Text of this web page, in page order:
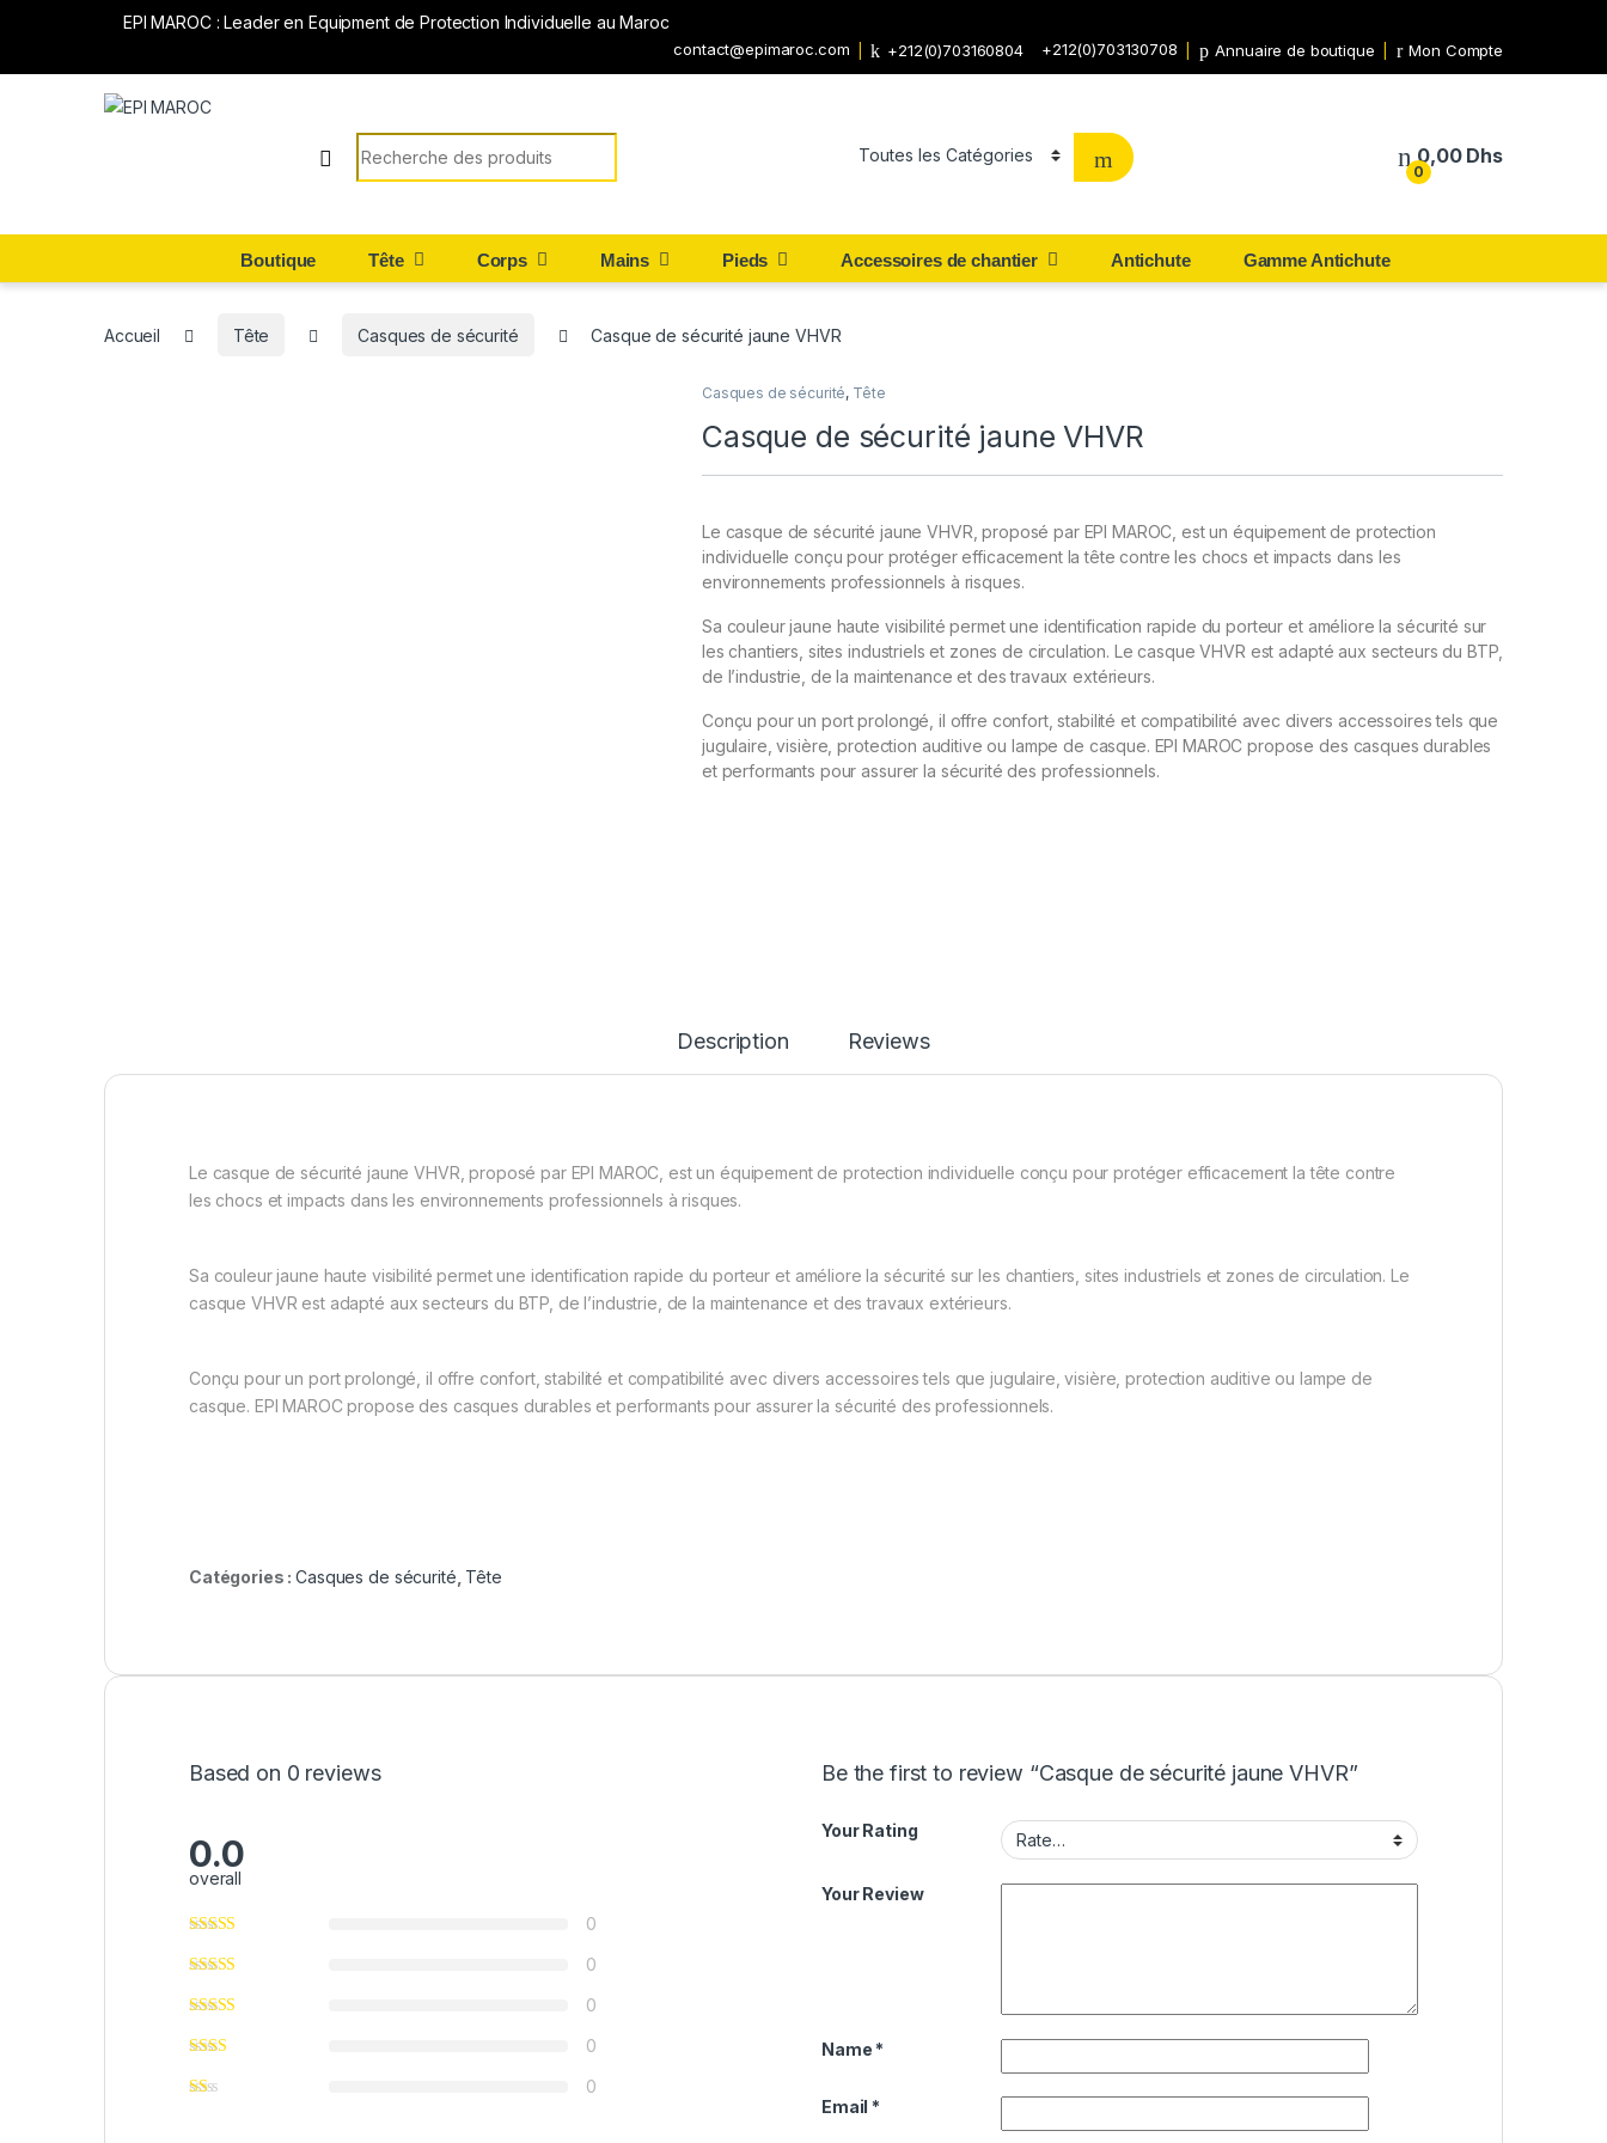
EPI MAROC : Leader en Equipment de Protection Individuelle au Maroc
contact@epimaroc.com +212(0)703160804 +212(0)703130708 Annuaire de boutique Mon Compte
Search for:
0
0,00 Dhs
Boutique Tête Corps Mains Pieds Accessoires de chantier Antichute Gamme Antichute
Accueil Tête Casques de sécurité Casque de sécurité jaune VHVR
Casques de sécurité, Tête
Casque de sécurité jaune VHVR
Le casque de sécurité jaune VHVR, proposé par EPI MAROC, est un équipement de protection
individuelle conçu pour protéger efficacement la tête contre les chocs et impacts dans les
environnements professionnels à risques.
Sa couleur jaune haute visibilité permet une identification rapide du porteur et améliore la sécurité sur
les chantiers, sites industriels et zones de circulation. Le casque VHVR est adapté aux secteurs du BTP,
de l’industrie, de la maintenance et des travaux extérieurs.
Conçu pour un port prolongé, il offre confort, stabilité et compatibilité avec divers accessoires tels que
jugulaire, visière, protection auditive ou lampe de casque. EPI MAROC propose des casques durables
et performants pour assurer la sécurité des professionnels.
Description Reviews
Le casque de sécurité jaune VHVR, proposé par EPI MAROC, est un équipement de protection individuelle conçu pour protéger efficacement la tête contre
les chocs et impacts dans les environnements professionnels à risques.
Sa couleur jaune haute visibilité permet une identification rapide du porteur et améliore la sécurité sur les chantiers, sites industriels et zones de circulation. Le
casque VHVR est adapté aux secteurs du BTP, de l’industrie, de la maintenance et des travaux extérieurs.
Conçu pour un port prolongé, il offre confort, stabilité et compatibilité avec divers accessoires tels que jugulaire, visière, protection auditive ou lampe de
casque. EPI MAROC propose des casques durables et performants pour assurer la sécurité des professionnels.
Catégories :Casques de sécurité, Tête
Based on 0 reviews
0.0
overall
0
0
0
0
0
Be the first to review “Casque de sécurité jaune VHVR”
Your Rating
Your Review
Name *
Email *